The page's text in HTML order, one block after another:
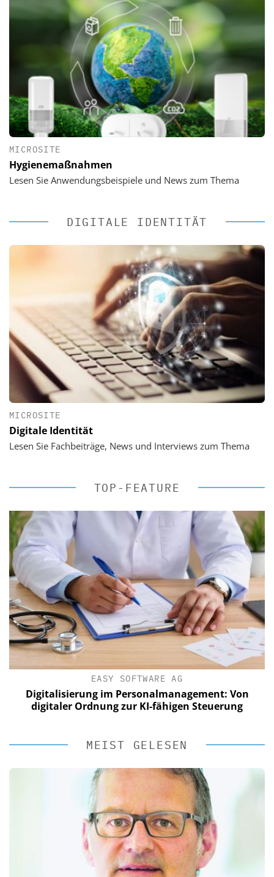
MICROSITE
Hygienemaßnahmen
Lesen Sie Anwendungsbeispiele und News zum Thema
DIGITALE IDENTITÄT
MICROSITE
Digitale Identität
Lesen Sie Fachbeiträge, News und Interviews zum Thema
TOP-FEATURE
EASY SOFTWARE AG
Digitalisierung im Personalmanagement: Von
digitaler Ordnung zur KI-fähigen Steuerung
MEIST GELESEN